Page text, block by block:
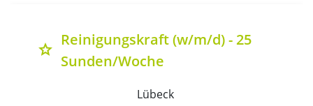
grade
Reinigungskraft (w/m/d) - 25
Sunden/Woche
Lübeck